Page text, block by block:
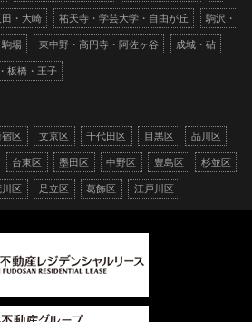
田・大崎 祐天寺・学芸大学・自由が丘 駒沢・
駒場 東中野・高円寺・阿佐ヶ谷 成城・砧
板橋・王子
宿区 文京区 千代田区 目黒区 品川区
台東区 墨田区 中野区 豊島区 杉並区
川区 足立区 葛飾区 江戸川区